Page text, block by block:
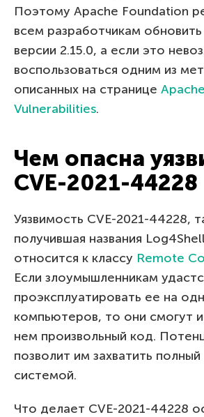
Поэтому Apache Foundation
всем разработчикам
версии 2.15.0, а если это
воспользоваться одним из
описанных на странице
Vulnerabilities.
Чем опасна
CVE-2021-44228
Уязвимость CVE-2021-44228,
получившая названия
относится к классу Remote
Если злоумышленникам
проэксплуатировать ее на
компьютеров, то они смогут
нем произвольный код.
позволит им захватить
системой.
Что делает CVE-2021-44228